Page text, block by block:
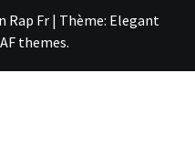
Rap Fr | Thème: Elegant
AF themes.